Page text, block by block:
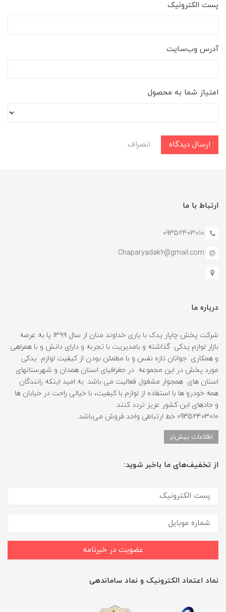
پست الکترونیک
آدرس وب‌سایت
امتیاز شما به محصول
ارسال دیدگاه انصراف
ارتباط با ما
09352403010
Chaparyadak6@gmail.com
درباره ما
شرکت پخش چاپار یدک با یاری خداوند منان از سال ۱۳۹۹ پا به عرصه
بازار لوازم یدکی گذاشته و بامدیریت با تجربه و دارای دانش و با همراهی
و همکاری جوانان تازه نفس و با مطمئن بودن از کیفیت لوازم یدکی
مورد پخش در این مجموعه در جغرافیای استان همدان و شهرستانهای
استان های همجوار مشغول فعالیت می باشد. به امید اینکه رانندگان
همه خودرو ها با استفاده از لوازم با کیفیت، با خیالی راحت در خیابان ها
و جادهای این کشور عزیز تردد کنند.
09352403010 خط ارتباطی واحد فروش می‌باشد.
اطلاعات بیش‌تر
از تخفیف‌های ما باخبر شوید:
عضویت در خبرنامه
نماد اعتماد الکترونیک و نماد ساماندهی